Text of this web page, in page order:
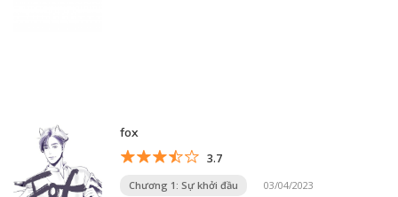
fox
3.7
Chương 1: Sự khởi đầu 03/04/2023